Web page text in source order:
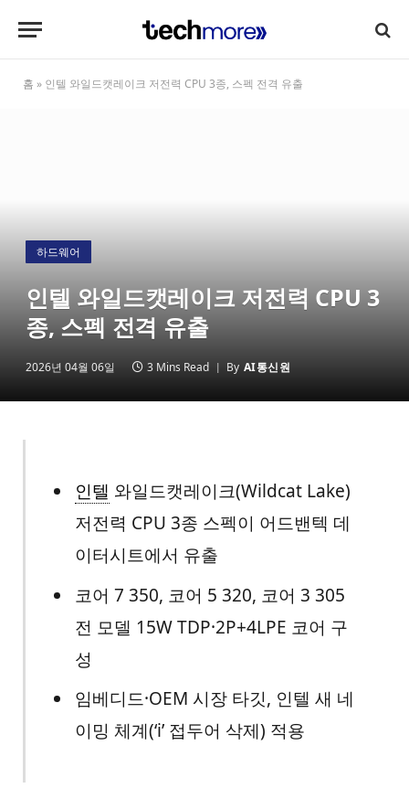
홈 » 인텔 와일드캣레이크 저전력 CPU 3종, 스펙 전격 유출
하드웨어
인텔 와일드캣레이크 저전력 CPU 3
종, 스펙 전격 유출
2026년 04월 06일 3 Mins Read By AI통신원
인텔 와일드캣레이크(Wildcat Lake)
저전력 CPU 3종 스펙이 어드밴텍 데
이터시트에서 유출
코어 7 350, 코어 5 320, 코어 3 305
전 모델 15W TDP·2P+4LPE 코어 구
성
임베디드·OEM 시장 타깃, 인텔 새 네
이밍 체계(‘i’ 접두어 삭제) 적용